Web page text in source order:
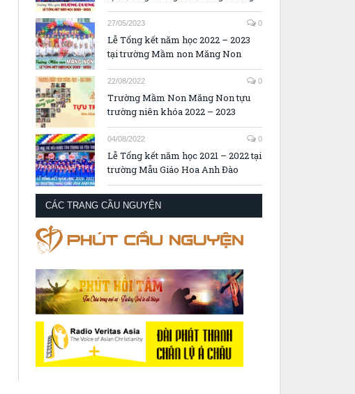
27/05/2023 0
Lễ Tổng kết năm học 2022 – 2023
tại trường Mầm non Măng Non
22/08/2022 0
Trường Mầm Non Măng Non tựu
trường niên khóa 2022 – 2023
04/08/2022 0
Lễ Tổng kết năm học 2021 – 2022 tại
trường Mẫu Giáo Hoa Anh Đào
CÁC TRANG CẦU NGUYỆN